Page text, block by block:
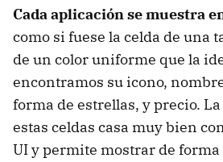
Cada aplicación se muestra
como si fuese la celda de una
de un color uniforme que la
encontramos su icono,
forma de estrellas, y precio.
estas celdas casa muy bien
UI y permite mostrar de forma